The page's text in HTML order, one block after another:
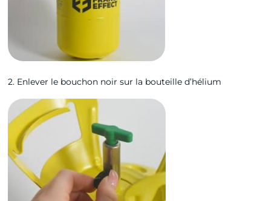
2. Enlever le bouchon noir sur la bouteille d’hélium